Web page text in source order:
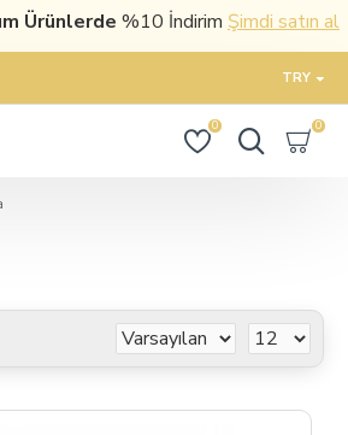
Ürünlerde%10 İndirimŞimdi satın al
TRY
0 0